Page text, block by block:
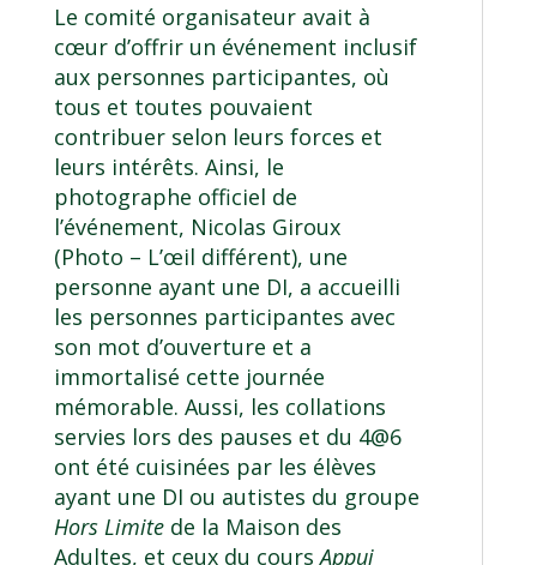
Le comité organisateur avait à
cœur d’offrir un événement inclusif
aux personnes participantes, où
tous et toutes pouvaient
contribuer selon leurs forces et
leurs intérêts. Ainsi, le
photographe officiel de
l’événement, Nicolas Giroux
(Photo – L’œil différent), une
personne ayant une DI, a accueilli
les personnes participantes avec
son mot d’ouverture et a
immortalisé cette journée
mémorable. Aussi, les collations
servies lors des pauses et du 4@6
ont été cuisinées par les élèves
ayant une DI ou autistes du groupe
Hors Limitede la Maison des
Adultes, et ceux du coursAppui